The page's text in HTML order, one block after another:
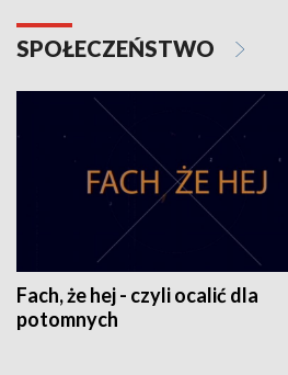
SPOŁECZEŃSTWO
Fach, że hej - czyli ocalić dla
potomnych